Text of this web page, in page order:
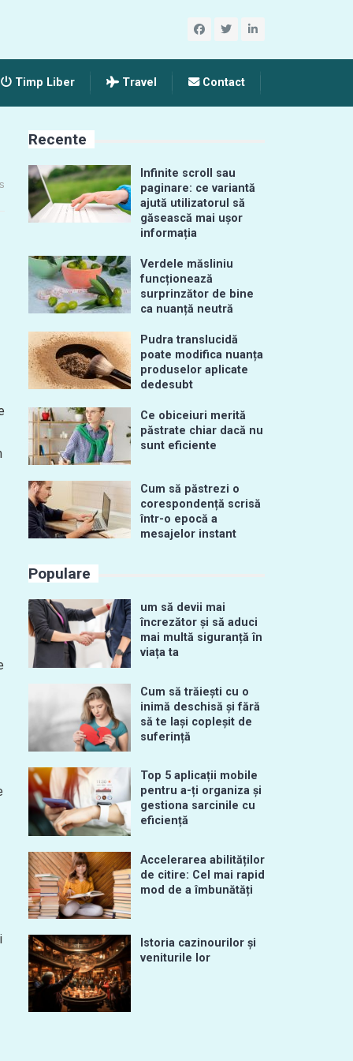
Timp Liber Travel Contact
Recente
Infinite scroll sau
paginare: ce variantă
ajută utilizatorul să
găsească mai ușor
informația
Verdele măsliniu
funcționează
surprinzător de bine
ca nuanță neutră
Pudra translucidă
poate modifica nuanța
produselor aplicate
dedesubt
Ce obiceiuri merită
păstrate chiar dacă nu
sunt eficiente
Cum să păstrezi o
corespondență scrisă
într-o epocă a
mesajelor instant
Populare
um să devii mai
încrezător și să aduci
mai multă siguranță în
viața ta
Cum să trăiești cu o
inimă deschisă și fără
să te lași copleșit de
suferință
Top 5 aplicații mobile
pentru a-ți organiza și
gestiona sarcinile cu
eficiență
Accelerarea abilităților
de citire: Cel mai rapid
mod de a îmbunătăți
Istoria cazinourilor și
veniturile lor